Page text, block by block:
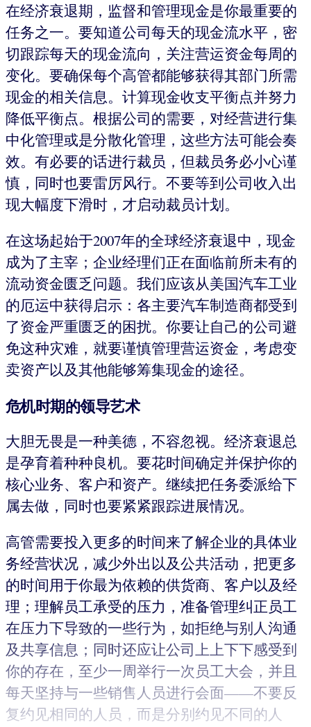
在经济衰退期，监督和管理现金是你最重要的
任务之一。要知道公司每天的现金流水平，密
切跟踪每天的现金流向，关注营运资金每周的
变化。要确保每个高管都能够获得其部门所需
现金的相关信息。计算现金收支平衡点并努力
降低平衡点。根据公司的需要，对经营进行集
中化管理或是分散化管理，这些方法可能会奏
效。有必要的话进行裁员，但裁员务必小心谨
慎，同时也要雷厉风行。不要等到公司收入出
现大幅度下滑时，才启动裁员计划。
在这场起始于2007年的全球经济衰退中，现金
成为了主宰；企业经理们正在面临前所未有的
流动资金匮乏问题。我们应该从美国汽车工业
的厄运中获得启示：各主要汽车制造商都受到
了资金严重匮乏的困扰。你要让自己的公司避
免这种灾难，就要谨慎管理营运资金，考虑变
卖资产以及其他能够筹集现金的途径。
危机时期的领导艺术
大胆无畏是一种美德，不容忽视。经济衰退总
是孕育着种种良机。要花时间确定并保护你的
核心业务、客户和资产。继续把任务委派给下
属去做，同时也要紧紧跟踪进展情况。
高管需要投入更多的时间来了解企业的具体业
务经营状况，减少外出以及公共活动，把更多
的时间用于你最为依赖的供货商、客户以及经
理；理解员工承受的压力，准备管理纠正员工
在压力下导致的一些行为，如拒绝与别人沟通
及共享信息；同时还应让公司上上下下感受到
你的存在，至少一周举行一次员工大会，并且
每天坚持与一些销售人员进行会面——不要反
复约见相同的人员，而是分别约见不同的人